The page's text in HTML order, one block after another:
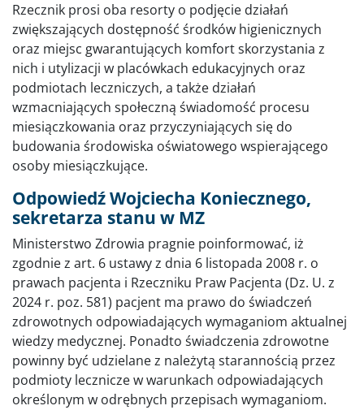
Rzecznik prosi oba resorty o podjęcie działań
zwiększających dostępność środków higienicznych
oraz miejsc gwarantujących komfort skorzystania z
nich i utylizacji w placówkach edukacyjnych oraz
podmiotach leczniczych, a także działań
wzmacniających społeczną świadomość procesu
miesiączkowania oraz przyczyniających się do
budowania środowiska oświatowego wspierającego
osoby miesiączkujące.
Odpowiedź Wojciecha Koniecznego,
sekretarza stanu w MZ
Ministerstwo Zdrowia pragnie poinformować, iż
zgodnie z art. 6 ustawy z dnia 6 listopada 2008 r. o
prawach pacjenta i Rzeczniku Praw Pacjenta (Dz. U. z
2024 r. poz. 581) pacjent ma prawo do świadczeń
zdrowotnych odpowiadających wymaganiom aktualnej
wiedzy medycznej. Ponadto świadczenia zdrowotne
powinny być udzielane z należytą starannością przez
podmioty lecznicze w warunkach odpowiadających
określonym w odrębnych przepisach wymaganiom.